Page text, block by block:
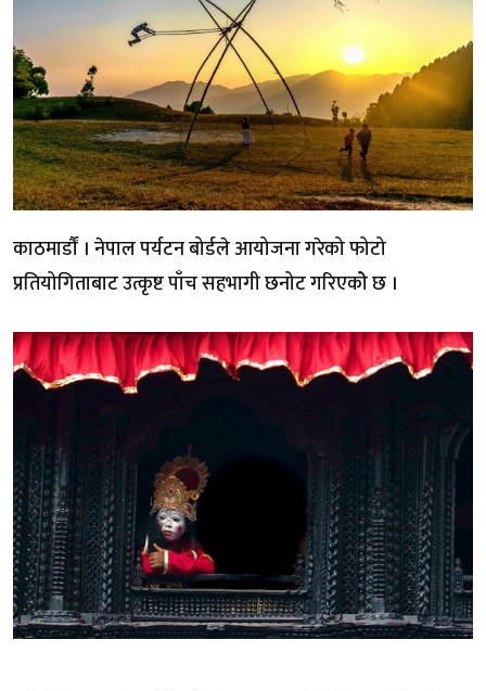
काठमार्डौं । नेपाल पर्यटन बोर्डले आयोजना गरेको फोटो
प्रतियोगिताबाट उत्कृष्ट पाँच सहभागी छनोट गरिएकोे छ ।